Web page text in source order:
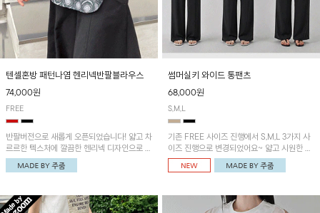
텐셀혼방 패턴나염 헨리넥반팔블라우스
74,000원
FREE
반팔버전으로 새롭게 오픈되었습니다! 얇고 차
르르한 텍스처에 깔끔한 헨리넥 디자인으로 제
작된 블라우스예요~볼륨감있는 소매 셔링과
세련된 나염패턴으로 유니크한 매력 UP!
썸머실키 와이드 통팬츠
68,000원
S,M,L
기존 FREE 사이즈 진행에서 S,M,L 3가지 사
이즈 진행으로 변경되었어요~ 얇고 시원한 원
단으로 제작된 와이드팬츠! 베이직한 디자인으
로 코디 활용도가 높은 아이템이에요~